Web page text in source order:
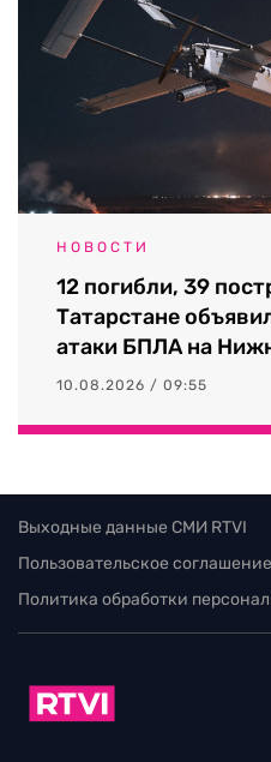
НОВОСТИ
12 погибли, 39
Татарстане
атаки БПЛА на
10.08.2026 / 09:55
Выходные данные СМИ RTVI
Пользовательское соглашение
Политика обработки